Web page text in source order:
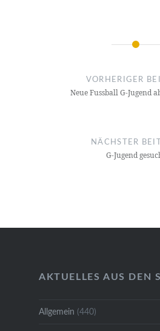
Beitragsnavigation
VORHERIGER
Neue Fussball G-Jugend
NÄCHSTER
G-Jugend
AKTUELLES AUS DEN
Allgemein (440)